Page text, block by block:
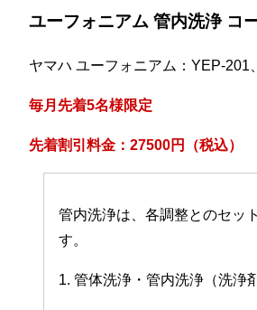
ユーフォニアム 管内洗浄 コ
ヤマハ ユーフォニアム：YEP-201
毎月先着5名様限定
先着割引料金：27500円（税込）
管内洗浄は、各調整とのセッ
す。
1. 管体洗浄・管内洗浄（洗浄